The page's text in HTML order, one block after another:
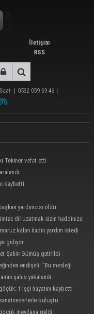
İletişim
RSS
| 0532 059 69 46 |
Tekiner vefat etti
kaybetti
yardımcısı oldu
dil uzatmak sizin haddinize
kalan kadın yardım istedi
gidiyor
Şahin Gümüş getirildi
endişeli: “Bu mesleği
şahıs yakalandı
1 işçi hayatını kaybetti
sanatseverlerle buluştu
meydana geldi